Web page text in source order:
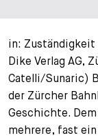
Publication
Speaking
Guide
Legal Insight
Career
Work with us
Overview
Lawyers
Jobs
Open
Apply
Search
EN DE FR
in: Zuständigkeit
Dike Verlag AG,
Catelli/Sunaric)
der Zürcher
Geschichte.
mehrere, fast